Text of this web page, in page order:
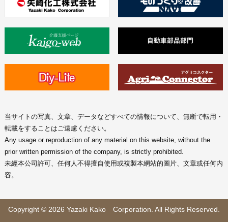
当サイトの写真、文章、データなどすべての情報について、無断で転用・
転載をすることはご遠慮ください。
Any usage or reproduction of any material on this website, without the
prior written permission of the company, is strictly prohibited.
未經本公司許可、任何人不得擅自使用或複製本網站的圖片、文章或任何内
容。
Copyright © 2026 Yazaki Kako Corporation. All Rights Reserved.